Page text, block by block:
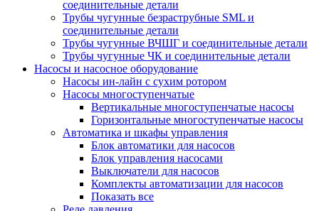
соединительные детали
Трубы чугунные безраструбные SML и
соединительные детали
Трубы чугунные ВЧШГ и соединительные детали
Трубы чугунные ЧК и соединительные детали
Насосы и насосное оборудование
Насосы ин-лайн с сухим ротором
Насосы многоступенчатые
Вертикальные многоступенчатые насосы
Горизонтальные многоступенчатые насосы
Автоматика и шкафы управления
Блок автоматики для насосов
Блок управления насосами
Выключатели для насосов
Комплекты автоматизации для насосов
Показать все